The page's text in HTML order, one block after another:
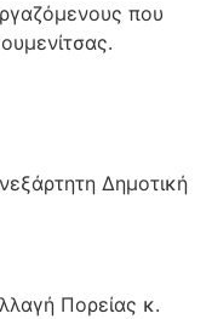
που
Δημοτική
Πορείας κ.